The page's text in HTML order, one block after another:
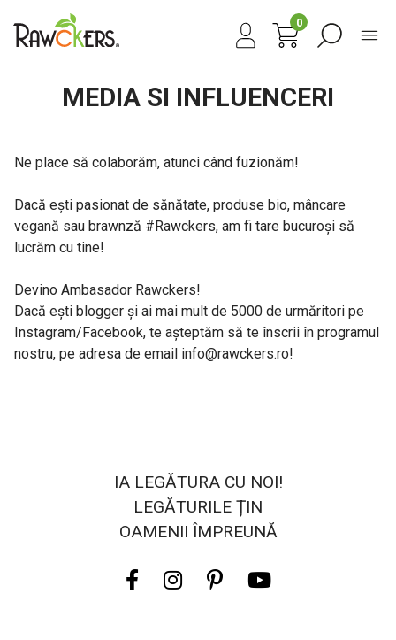
0
MEDIA SI INFLUENCERI
Ne place să colaborăm, atunci când fuzionăm!
Dacă ești pasionat de sănătate, produse bio, mâncare
vegană sau brawnză #Rawckers, am fi tare bucuroși să
lucrăm cu tine!
Devino Ambasador Rawckers!
Dacă ești blogger și ai mai mult de 5000 de urmăritori pe
Instagram/Facebook, te așteptăm să te înscrii în programul
nostru, pe adresa de email info@rawckers.ro!
IA LEGĂTURA CU NOI!
LEGĂTURILE ȚIN
OAMENII ÎMPREUNĂ